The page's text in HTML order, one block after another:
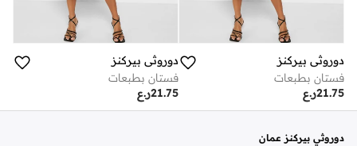
دوروثي بيركنز
فستان بطبعات
ر.ع21.75
دوروثي بيركنز
فستان بطبعات
ر.ع21.75
دوروثي بيركنز عمان